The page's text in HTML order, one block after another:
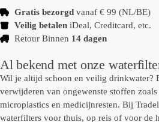
Gratis bezorgdvanaf € 99 (NL/BE)
Veilig betaleniDeal, Creditcard, etc.
Retour Binnen 14 dagen
Al bekend met onze
Wil je altijd schoon en veilig drinkwater?
verwijderen van ongewenste stoffen
microplastics en medicijnresten. Bij
waterfilters voor thuis, op reis of voor de